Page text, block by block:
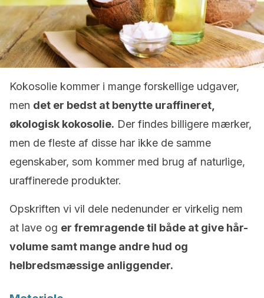
Kokosolie kommer i mange forskellige udgaver,
men det er bedst at benytte uraffineret,
økologisk kokosolie. Der findes billigere mærker,
men de fleste af disse har ikke de samme
egenskaber, som kommer med brug af naturlige,
uraffinerede produkter.
Opskriften vi vil dele nedenunder er virkelig nem
at lave og er fremragende til både at give hår-
volume samt mange andre hud og
helbredsmæssige anliggender.